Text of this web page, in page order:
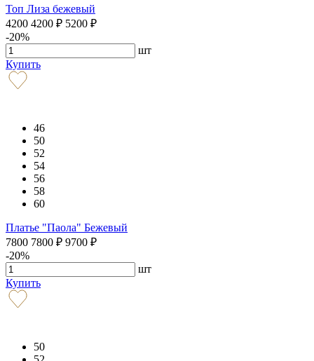
Топ Лиза бежевый
4200 4200 ₽ 5200 ₽
-20%
шт
Купить
46
50
52
54
56
58
60
Платье "Паола" Бежевый
7800 7800 ₽ 9700 ₽
-20%
шт
Купить
50